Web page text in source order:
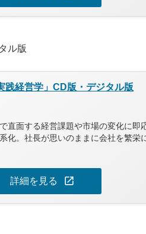
ル版
践経営学」CD版・デジタル版
直面する経営課題や市場の変化に即
化。社長が思いのままに会社を繁栄
詳細を見る open_in_new